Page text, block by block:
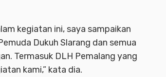
kegiatan ini, saya sampaikan
Dukuh Slarang dan semua
Termasuk DLH Pemalang yang
kami,” kata dia.